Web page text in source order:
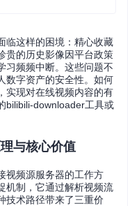
临这样的困境：精心收藏
贵的历史影像因平台政策
习频频中断。这些问题不
数字资产的安全性。如何
实现对在线视频内容的有
bilibili-downloader工具或
与核心价值
视频源服务器的工作方
机制，它通过解析视频流
技术路径带来了三重价